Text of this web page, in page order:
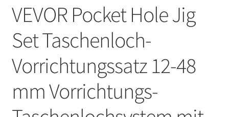
VEVOR Pocket Hole Jig
Set Taschenloch-
Vorrichtungssatz 12-48
mm Vorrichtungs-